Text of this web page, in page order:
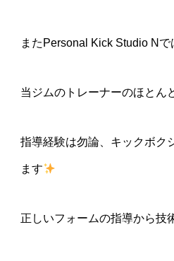
またPersonal Kick Studio N
当ジムのトレーナーのほとん
指導経験は勿論、キックボク
ます
正しいフォームの指導から技